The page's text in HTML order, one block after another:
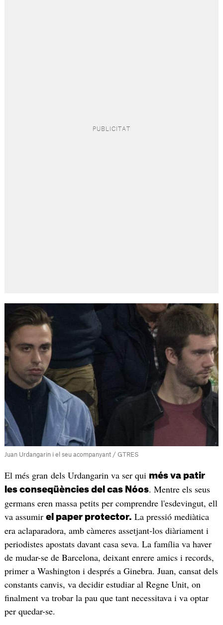
Juan Urdangarin i el seu acompanyant / GTRES
El més gran dels Urdangarin va ser qui més va patir
les conseqüències del cas Nóos. Mentre els seus
germans eren massa petits per comprendre l'esdevingut, ell
va assumir el paper protector. La pressió mediàtica
era aclaparadora, amb càmeres assetjant-los diàriament i
periodistes apostats davant casa seva. La família va haver
de mudar-se de Barcelona, deixant enrere amics i records,
primer a Washington i després a Ginebra. Juan, cansat dels
constants canvis, va decidir estudiar al Regne Unit, on
finalment va trobar la pau que tant necessitava i va optar
per quedar-se.